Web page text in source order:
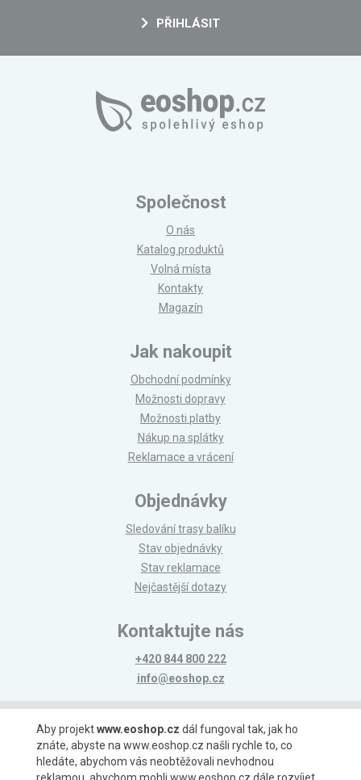
PŘIHLÁSIT
Společnost
O nás
Katalog produktů
Volná místa
Kontakty
Magazín
Jak nakoupit
Obchodní podmínky
Možnosti dopravy
Možnosti platby
Nákup na splátky
Reklamace a vrácení
Objednávky
Sledování trasy balíku
Stav objednávky
Stav reklamace
Nejčastější dotazy
Kontaktujte nás
+420 844 800 222
info@eoshop.cz
Možnosti platby
Aby projektwww.eoshop.cz dál fungoval tak, jak ho
znáte, abyste na www.eoshop.cz našli rychle to, co
hledáte, abychom vás neobtěžovali nevhodnou